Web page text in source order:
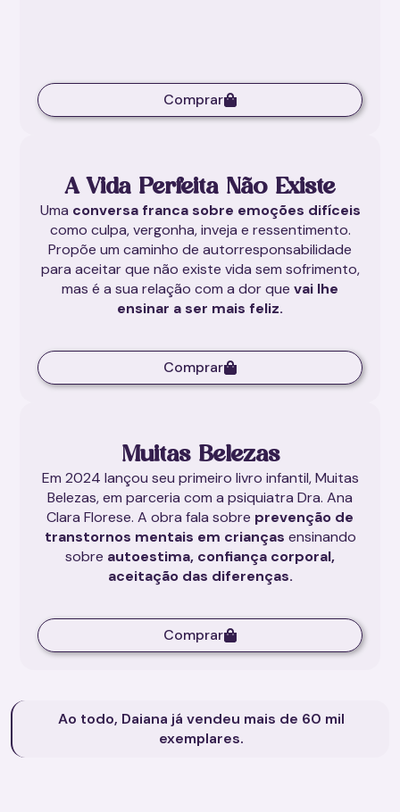
Comprar
A Vida Perfeita Não Existe
Uma conversa franca sobre emoções difíceis
como culpa, vergonha, inveja e ressentimento.
Propõe um caminho de autorresponsabilidade
para aceitar que não existe vida sem sofrimento,
mas é a sua relação com a dor que vai lhe
ensinar a ser mais feliz.
Comprar
Muitas Belezas
Em 2024 lançou seu primeiro livro infantil, Muitas
Belezas, em parceria com a psiquiatra Dra. Ana
Clara Florese. A obra fala sobre prevenção de
transtornos mentais em crianças ensinando
sobre autoestima, confiança corporal,
aceitação das diferenças.
Comprar
Ao todo, Daiana já vendeu mais de 60 mil
exemplares.